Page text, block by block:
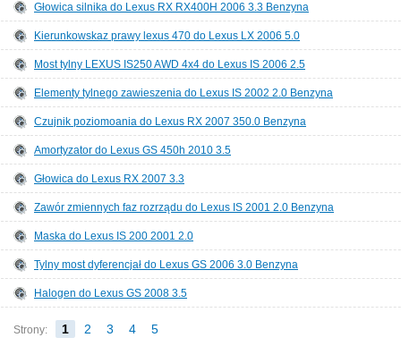
Głowica silnika do Lexus RX RX400H 2006 3.3 Benzyna
Kierunkowskaz prawy lexus 470 do Lexus LX 2006 5.0
Most tylny LEXUS IS250 AWD 4x4 do Lexus IS 2006 2.5
Elementy tylnego zawieszenia do Lexus IS 2002 2.0 Benzyna
Czujnik poziomoania do Lexus RX 2007 350.0 Benzyna
Amortyzator do Lexus GS 450h 2010 3.5
Głowica do Lexus RX 2007 3.3
Zawór zmiennych faz rozrządu do Lexus IS 2001 2.0 Benzyna
Maska do Lexus IS 200 2001 2.0
Tylny most dyferencjał do Lexus GS 2006 3.0 Benzyna
Halogen do Lexus GS 2008 3.5
Strony: 1 2 3 4 5